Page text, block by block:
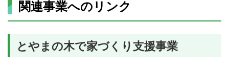
関連事業へのリンク
とやまの木で家づくり支援事業